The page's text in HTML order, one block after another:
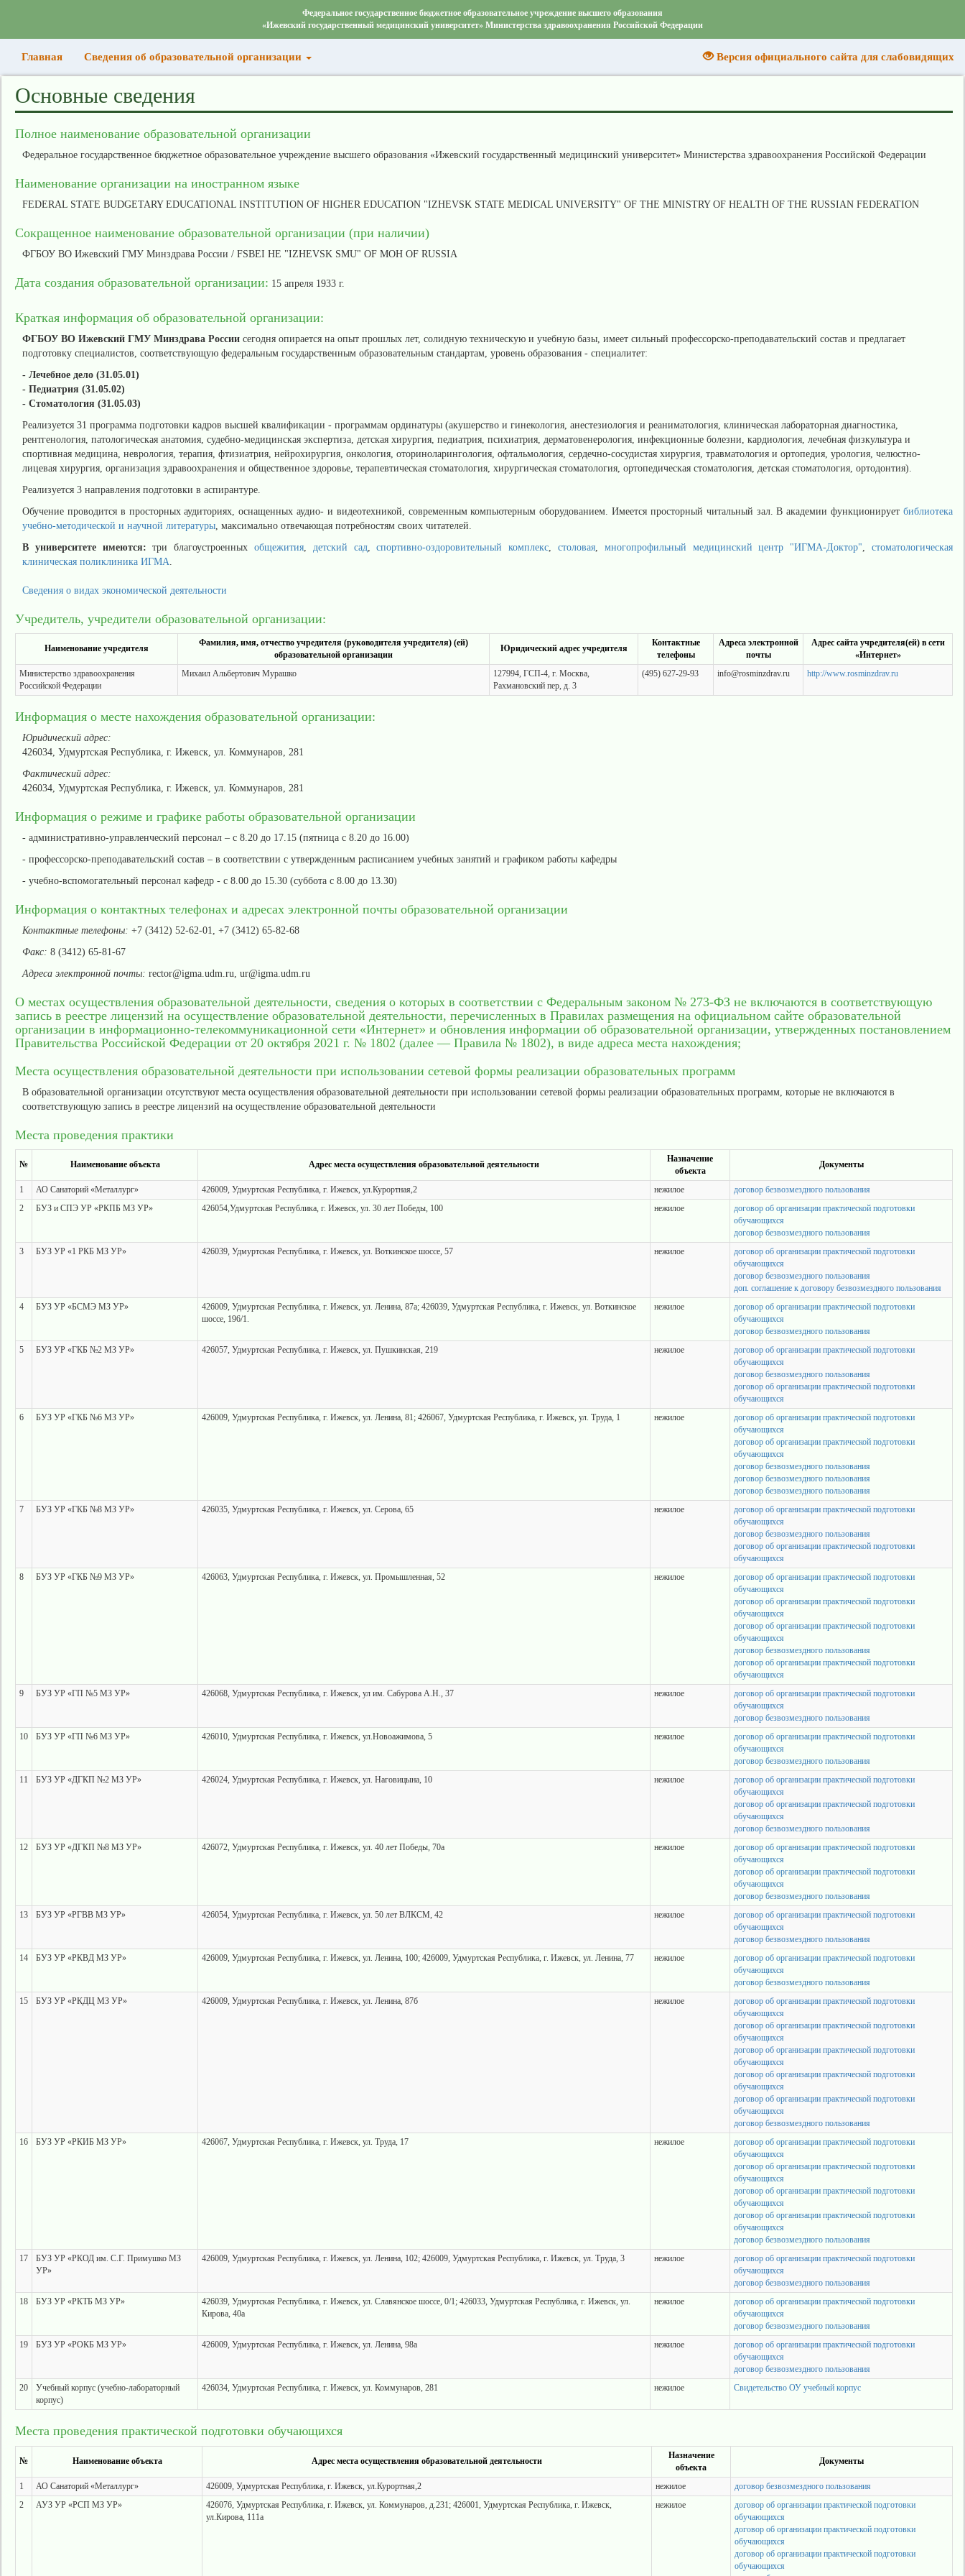
Федеральное государственное бюджетное образовательное учреждение высшего образования
«Ижевский государственный медицинский университет» Министерства здравоохранения Российской Федерации
Главная(current)Сведения об образовательной организации Версия официального сайта для слабовидящих
Основные сведения
Полное наименование образовательной организации
Федеральное государственное бюджетное образовательное учреждение высшего образования «Ижевский государственный медицинский университет» Министерства здравоохранения Российской Федерации
Наименование организации на иностранном языке
FEDERAL STATE BUDGETARY EDUCATIONAL INSTITUTION OF HIGHER EDUCATION "IZHEVSK STATE MEDICAL UNIVERSITY" OF THE MINISTRY OF HEALTH OF THE RUSSIAN FEDERATION
Сокращенное наименование образовательной организации (при наличии)
ФГБОУ ВО Ижевский ГМУ Минздрава России / FSBEI HE "IZHEVSK SMU" OF MOH OF RUSSIA
Дата создания образовательной организации: 15 апреля 1933 г.
Краткая информация об образовательной организации:
ФГБОУ ВО Ижевский ГМУ Минздрава России сегодня опирается на опыт прошлых лет, солидную техническую и учебную базы, имеет сильный профессорско-преподавательский состав и предлагает
подготовку специалистов, соответствующую федеральным государственным образовательным стандартам, уровень образования - специалитет:
- Лечебное дело (31.05.01)
- Педиатрия (31.05.02)
- Стоматология (31.05.03)
Реализуется 31 программа подготовки кадров высшей квалификации - программам ординатуры (акушерство и гинекология, анестезиология и реаниматология, клиническая лабораторная диагностика,
рентгенология, патологическая анатомия, судебно-медицинская экспертиза, детская хирургия, педиатрия, психиатрия, дерматовенерология, инфекционные болезни, кардиология, лечебная физкультура и
спортивная медицина, неврология, терапия, фтизиатрия, нейрохирургия, онкология, оториноларингология, офтальмология, сердечно-сосудистая хирургия, травматология и ортопедия, урология, челюстно-
лицевая хирургия, организация здравоохранения и общественное здоровье, терапевтическая стоматология, хирургическая стоматология, ортопедическая стоматология, детская стоматология, ортодонтия).
Реализуется 3 направления подготовки в аспирантуре.
Обучение проводится в просторных аудиториях, оснащенных аудио- и видеотехникой, современным компьютерным оборудованием. Имеется просторный читальный зал. В академии функционирует библиотека
учебно-методической и научной литературы, максимально отвечающая потребностям своих читателей.
В университете имеются: три благоустроенныхобщежития, детский сад,спортивно-оздоровительный комплекс,столовая, многопрофильный медицинский центр "ИГМА-Доктор",стоматологическая
клиническая поликлиника ИГМА.
Сведения о видах экономической деятельности
Учредитель, учредители образовательной организации:
Наименование учредителя
Фамилия, имя, отчество учредителя (руководителя учредителя) (ей)
образовательной организации
Юридический адрес учредителя
Контактные
телефоны
Адреса электронной
почты
Адрес сайта учредителя(ей) в сети
«Интернет»
Министерство здравоохранения
Российской Федерации
Михаил Альбертович Мурашко
127994, ГСП-4, г. Москва,
Рахмановский пер, д. 3
(495) 627-29-93 info@rosminzdrav.ru http://www.rosminzdrav.ru
Информация о месте нахождения образовательной организации:
Юридический адрес:
426034, Удмуртская Республика, г. Ижевск, ул. Коммунаров, 281
Фактический адрес:
426034, Удмуртская Республика, г. Ижевск, ул. Коммунаров, 281
Информация о режиме и графике работы образовательной организации
- административно-управленческий персонал – с 8.20 до 17.15 (пятница с 8.20 до 16.00)
- профессорско-преподавательский состав – в соответствии с утвержденным расписанием учебных занятий и графиком работы кафедры
- учебно-вспомогательный персонал кафедр - с 8.00 до 15.30 (суббота с 8.00 до 13.30)
Информация о контактных телефонах и адресах электронной почты образовательной организации
Контактные телефоны: +7 (3412) 52-62-01, +7 (3412) 65-82-68
Факс: 8 (3412) 65-81-67
Адреса электронной почты: rector@igma.udm.ru, ur@igma.udm.ru
О местах осуществления образовательной деятельности, сведения о которых в соответствии с Федеральным законом № 273-ФЗ не включаются в соответствующую
запись в реестре лицензий на осуществление образовательной деятельности, перечисленных в Правилах размещения на официальном сайте образовательной
организации в информационно-телекоммуникационной сети «Интернет» и обновления информации об образовательной организации, утвержденных постановлением
Правительства Российской Федерации от 20 октября 2021 г. № 1802 (далее — Правила № 1802), в виде адреса места нахождения;
Места осуществления образовательной деятельности при использовании сетевой формы реализации образовательных программ
В образовательной организации отсутствуют места осуществления образовательной деятельности при использовании сетевой формы реализации образовательных программ, которые не включаются в
соответствующую запись в реестре лицензий на осуществление образовательной деятельности
Места проведения практики
№ Наименование объекта Адрес места осуществления образовательной деятельности
Назначение
объекта
Документы
1 АО Санаторий «Металлург» 426009, Удмуртская Республика, г. Ижевск, ул.Курортная,2 нежилое
договор безвозмездного пользования
2
БУЗ и СПЭ УР «РКПБ МЗ УР» 426054,Удмуртская Республика, г. Ижевск, ул. 30 лет Победы, 100 нежилое
договор об организации практической подготовки
обучающихся
договор безвозмездного пользования
3
БУЗ УР «1 РКБ МЗ УР» 426039, Удмуртская Республика, г. Ижевск, ул. Воткинское шоссе, 57 нежилое
договор об организации практической подготовки
обучающихся
договор безвозмездного пользования
доп. соглашение к договору безвозмездного пользования
4
БУЗ УР «БСМЭ МЗ УР»
426009, Удмуртская Республика, г. Ижевск, ул. Ленина, 87а; 426039, Удмуртская Республика, г. Ижевск, ул. Воткинское
шоссе, 196/1.
нежилое
договор об организации практической подготовки
обучающихся
договор безвозмездного пользования
5
БУЗ УР «ГКБ №2 МЗ УР» 426057, Удмуртская Республика, г. Ижевск, ул. Пушкинская, 219 нежилое
договор об организации практической подготовки
обучающихся
договор безвозмездного пользования
договор об организации практической подготовки
обучающихся
6
БУЗ УР «ГКБ №6 МЗ УР» 426009, Удмуртская Республика, г. Ижевск, ул. Ленина, 81; 426067, Удмуртская Республика, г. Ижевск, ул. Труда, 1 нежилое
договор об организации практической подготовки
обучающихся
договор об организации практической подготовки
обучающихся
договор безвозмездного пользования
договор безвозмездного пользования
договор безвозмездного пользования
7
БУЗ УР «ГКБ №8 МЗ УР» 426035, Удмуртская Республика, г. Ижевск, ул. Серова, 65 нежилое
договор об организации практической подготовки
обучающихся
договор безвозмездного пользования
договор об организации практической подготовки
обучающихся
8
БУЗ УР «ГКБ №9 МЗ УР» 426063, Удмуртская Республика, г. Ижевск, ул. Промышленная, 52 нежилое
договор об организации практической подготовки
обучающихся
договор об организации практической подготовки
обучающихся
договор об организации практической подготовки
обучающихся
договор безвозмездного пользования
договор об организации практической подготовки
обучающихся
9
БУЗ УР «ГП №5 МЗ УР» 426068, Удмуртская Республика, г. Ижевск, ул им. Сабурова А.Н., 37 нежилое
договор об организации практической подготовки
обучающихся
договор безвозмездного пользования
10
БУЗ УР «ГП №6 МЗ УР» 426010, Удмуртская Республика, г. Ижевск, ул.Новоажимова, 5 нежилое
договор об организации практической подготовки
обучающихся
договор безвозмездного пользования
11
БУЗ УР «ДГКП №2 МЗ УР» 426024, Удмуртская Республика, г. Ижевск, ул. Наговицына, 10 нежилое
договор об организации практической подготовки
обучающихся
договор об организации практической подготовки
обучающихся
договор безвозмездного пользования
12
БУЗ УР «ДГКП №8 МЗ УР» 426072, Удмуртская Республика, г. Ижевск, ул. 40 лет Победы, 70а нежилое
договор об организации практической подготовки
обучающихся
договор об организации практической подготовки
обучающихся
договор безвозмездного пользования
13
БУЗ УР «РГВВ МЗ УР» 426054, Удмуртская Республика, г. Ижевск, ул. 50 лет ВЛКСМ, 42 нежилое
договор об организации практической подготовки
обучающихся
договор безвозмездного пользования
14
БУЗ УР «РКВД МЗ УР» 426009, Удмуртская Республика, г. Ижевск, ул. Ленина, 100; 426009, Удмуртская Республика, г. Ижевск, ул. Ленина, 77 нежилое
договор об организации практической подготовки
обучающихся
договор безвозмездного пользования
15
БУЗ УР «РКДЦ МЗ УР» 426009, Удмуртская Республика, г. Ижевск, ул. Ленина, 87б нежилое
договор об организации практической подготовки
обучающихся
договор об организации практической подготовки
обучающихся
договор об организации практической подготовки
обучающихся
договор об организации практической подготовки
обучающихся
договор об организации практической подготовки
обучающихся
договор безвозмездного пользования
16
БУЗ УР «РКИБ МЗ УР» 426067, Удмуртская Республика, г. Ижевск, ул. Труда, 17 нежилое
договор об организации практической подготовки
обучающихся
договор об организации практической подготовки
обучающихся
договор об организации практической подготовки
обучающихся
договор об организации практической подготовки
обучающихся
договор безвозмездного пользования
17
БУЗ УР «РКОД им. С.Г. Примушко МЗ
УР»
426009, Удмуртская Республика, г. Ижевск, ул. Ленина, 102; 426009, Удмуртская Республика, г. Ижевск, ул. Труда, 3 нежилое
договор об организации практической подготовки
обучающихся
договор безвозмездного пользования
18
БУЗ УР «РКТБ МЗ УР»
426039, Удмуртская Республика, г. Ижевск, ул. Славянское шоссе, 0/1; 426033, Удмуртская Республика, г. Ижевск, ул.
Кирова, 40а
нежилое
договор об организации практической подготовки
обучающихся
договор безвозмездного пользования
19
БУЗ УР «РОКБ МЗ УР» 426009, Удмуртская Республика, г. Ижевск, ул. Ленина, 98а нежилое
договор об организации практической подготовки
обучающихся
договор безвозмездного пользования
20
Учебный корпус (учебно-лабораторный
корпус)
426034, Удмуртская Республика, г. Ижевск, ул. Коммунаров, 281 нежилое Свидетельство ОУ учебный корпус
Места проведения практической подготовки обучающихся
№ Наименование объекта Адрес места осуществления образовательной деятельности
Назначение
объекта
Документы
1 АО Санаторий «Металлург» 426009, Удмуртская Республика, г. Ижевск, ул.Курортная,2 нежилое
договор безвозмездного пользования
2
АУЗ УР «РСП МЗ УР»
426076, Удмуртская Республика, г. Ижевск, ул. Коммунаров, д.231; 426001, Удмуртская Республика, г. Ижевск,
ул.Кирова, 111а
нежилое
договор об организации практической подготовки
обучающихся
договор об организации практической подготовки
обучающихся
договор об организации практической подготовки
обучающихся